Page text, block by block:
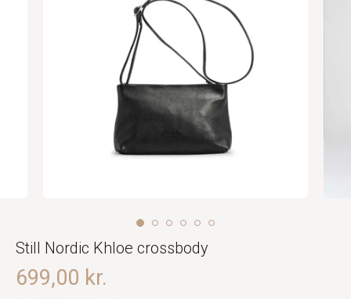
Still Nordic Khloe crossbody
699,00 kr.